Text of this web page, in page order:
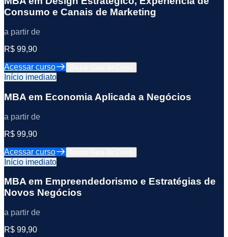
Consumo e Canais de Marketing
a partir de
R$ 99,90
Acessar curso
Início imediato
MBA em Economia Aplicada a Negócios
a partir de
R$ 99,90
Acessar curso
Início imediato
MBA em Empreendedorismo e Estratégias de
Novos Negócios
a partir de
R$ 99,90